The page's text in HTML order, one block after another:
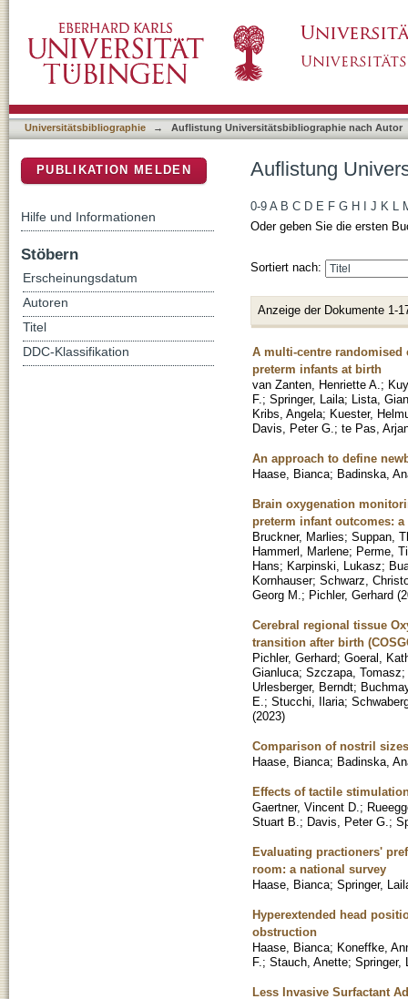
Universitätsbibliographie → Auflistung Universitätsbibliographie nach Autor
Auflistung
0-9 A B C D E F G H J K L
Oder geben Sie die ersten
Sortiert nach:
Anzeige der Dokumente 1-
A multi-centre
preterm infants at birth
van Zanten, Henriette A. ;
F. ; Springer, Laila; Lista,
Kribs, Angela; Kuester,
Davis, Peter G. ; te Pas,
An approach to define
Haase, Bianca; Badinska,
Brain oxygenation
preterm infant outcomes:
Bruckner, Marlies; Suppan,
Hammerl, Marlene; Perme,
Hans; Karpinski, Lukasz;
Kornhauser; Schwarz,
Georg M. ; Pichler, Gerhard (
Cerebral regional tissue
transition after birth
Pichler, Gerhard; Goeral,
Gianluca; Szczapa, Tomasz;
Urlesberger, Berndt;
E. ; Stucchi, Ilaria;
(2023)
Comparison of nostril
Haase, Bianca; Badinska,
Effects of tactile
Gaertner, Vincent D. ;
Stuart B. ; Davis, Peter G. ;
Evaluating practioners'
room: a national survey
Haase, Bianca; Springer,
Hyperextended head
obstruction
Haase, Bianca; Koneffke,
F. ; Stauch, Anette; Springer,
Less Invasive Surfactant
PUBLIKATION MELDEN
Hilfe und Informationen
Stöbern
Erscheinungsdatum
Autoren
Titel
DDC-Klassifikation